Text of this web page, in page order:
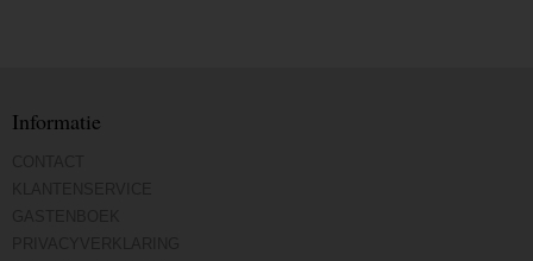
Informatie